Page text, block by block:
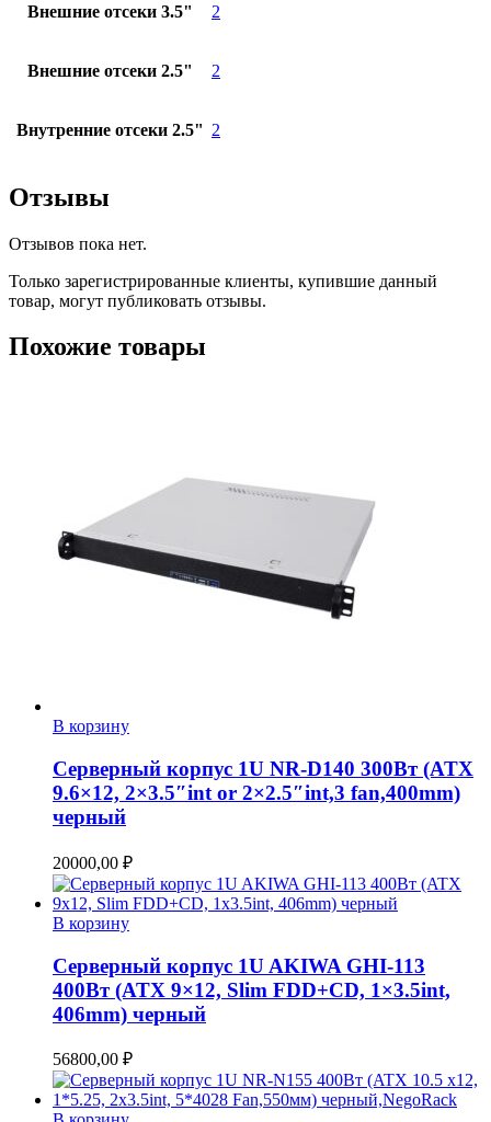
Внешние отсеки 3.5" 2
Внешние отсеки 2.5" 2
Внутренние отсеки 2.5" 2
Отзывы
Отзывов пока нет.
Только зарегистрированные клиенты, купившие данный
товар, могут публиковать отзывы.
Похожие товары
В корзину
Серверный корпус 1U NR-D140 300Вт (ATX
9.6×12, 2×3.5″int or 2×2.5″int,3 fan,400mm)
черный
20000,00 ₽
В корзину
Серверный корпус 1U AKIWA GHI-113
400Вт (ATX 9×12, Slim FDD+CD, 1×3.5int,
406mm) черный
56800,00 ₽